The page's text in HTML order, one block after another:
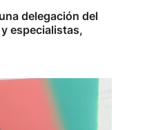
delegación del
especialistas,